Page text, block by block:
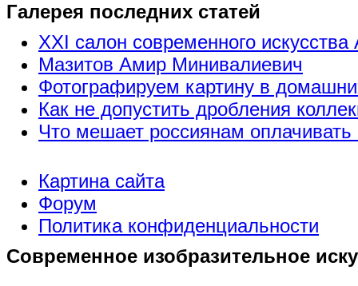
Галерея последних статей
XXI салон современного искусства
Мазитов Амир Минивалиевич
Фотографируем картину в
Как не допустить дробления
Что мешает россиянам
Картина сайта
Форум
Политика конфиденциальности
Современное изобразительное